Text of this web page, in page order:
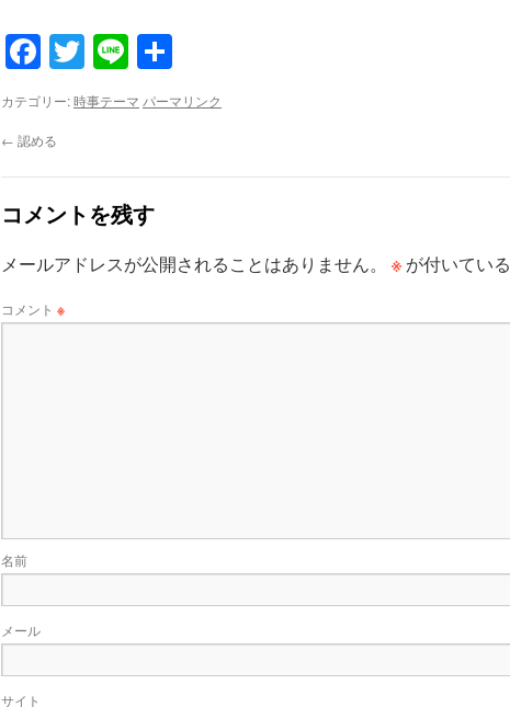
Facebook
Twitter
Line
有
カテゴリー:時事テーマ パーマリンク
← 認める
コメントを残す
メールアドレスが公開されることはありません。 ※ が付いてい
コメント ※
名前
メール
サイト